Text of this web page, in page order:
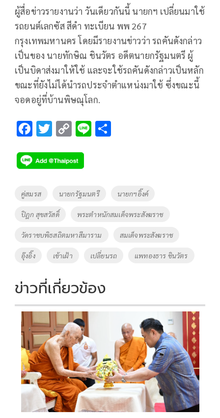
ผู้สื่อข่าวรายงานว่า วันเดียวกันนี้ นายกฯ เปลี่ยนมาใช้
รถยนต์เลกซัส สีดำ ทะเบียน พพ 267
กรุงเทพมหานคร โดยมีรายงานข่าวว่า รถคันดังกล่าว
เป็นของ นายทักษิณ ชินวัตร อดีตนายกรัฐมนตรี ผู้
เป็นบิดาส่งมาให้ใช้ และจะใช้รถคันดังกล่าวเป็นหลัก
ขณะที่ยังไม่ได้นำรถประจำตำแหน่งมาใช้ ซึ่งขณะนี้
จอดอยู่ที่บ้านพิษณุโลก.
F
e
b
o
o
k
T
tt
er
C
p
y
Li
k
Li
Tags
คู่สมรส นายกรัฐมนตรี นายกฯอิ๊งค์
ปิฎก สุขสวัสดิ์ พระตำหนักสมเด็จพระสังฆราช
วัดราชบพิธสถิตมหาสีมาราม สมเด็จพระสังฆราช
อุ๊งอิ๊ง เข้าเฝ้า เปลี่ยนรถ แพทองธาร ชินวัตร
ข่าวที่เกี่ยวข้อง